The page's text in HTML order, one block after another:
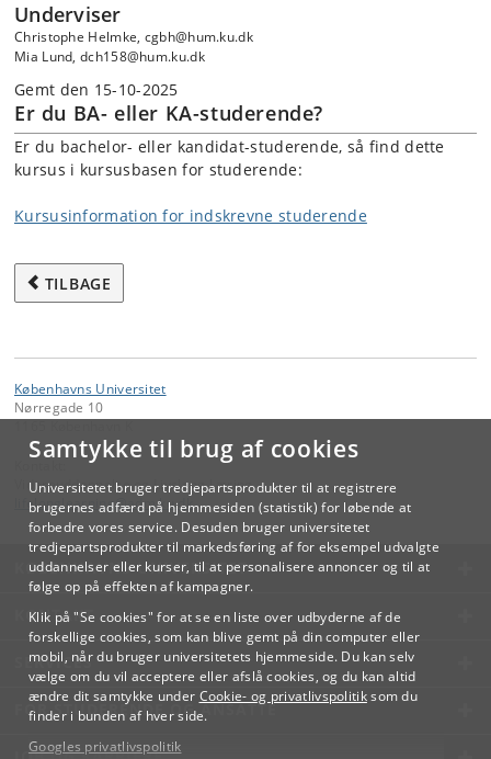
Samtykke til brug af cookies
Universitetet bruger tredjepartsprodukter til at registrere
brugernes adfærd på hjemmesiden (statistik) for løbende at
forbedre vores service. Desuden bruger universitetet
tredjepartsprodukter til markedsføring af for eksempel udvalgte
uddannelser eller kurser, til at personalisere annoncer og til at
følge op på effekten af kampagner.
Klik på "Se cookies" for at se en liste over udbyderne af de
forskellige cookies, som kan blive gemt på din computer eller
mobil, når du bruger universitetets hjemmeside. Du kan selv
vælge om du vil acceptere eller afslå cookies, og du kan altid
ændre dit samtykke under Cookie- og privatlivspolitiksom du
finder i bunden af hver side.
Googles privatlivspolitik
Underviser
Christophe Helmke, cgbh@hum.ku.dk
Mia Lund, dch158@hum.ku.dk
Gemt den 15-10-2025
Er du BA- eller KA-studerende?
Er du bachelor- eller kandidat-studerende, så find dette
kursus i kursusbasen for studerende:
Kursusinformation for indskrevne studerende
TILBAGE
Københavns Universitet
Nørregade 10
Videreuddannelse og Livslang Læring
lifelonglearning@adm.ku.dk
KØBENHAVNS UNIVERSITET
KONTAKT
SERVICES
FOR STUDERENDE OG ANSATTE